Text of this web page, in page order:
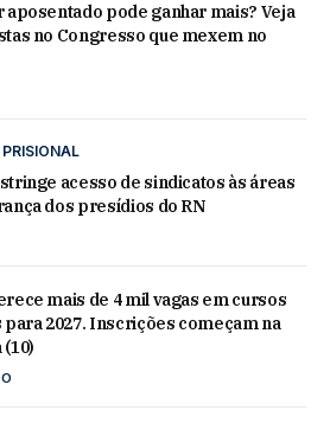
aposentado pode ganhar mais? Veja
no Congresso que mexem no
acesso de sindicatos às áreas
dos presídios do RN
mais de 4 mil vagas em cursos
2027. Inscrições começam na